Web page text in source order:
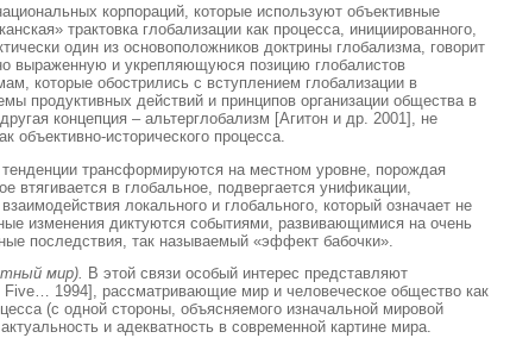
корпораций, которые используют объективные
трактовка глобализации как процесса, инициированного,
один из основоположников доктрины глобализма, говорит
выраженную и укрепляющуюся позицию глобалистов
которые обострились с вступлением глобализации в
продуктивных действий и принципов организации общества в
концепция – альтерглобализм [Агитон и др. 2001], не
исторического процесса.
трансформируются на местном уровне, порождая
в глобальное, подвергается унификации,
локального и глобального, который означает не
изменения диктуются событиями, развивающимися на очень
последствия, так называемый «эффект бабочки».
мир). В этой связи особый интерес представляют
1994], рассматривающие мир и человеческое общество как
(с одной стороны, объясняемого изначальной мировой
и адекватность в современной картине мира.